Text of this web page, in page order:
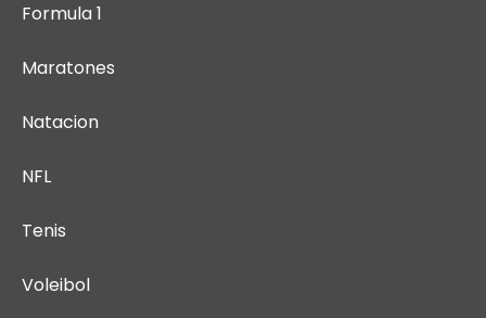
Formula 1
Maratones
Natacion
NFL
Tenis
Voleibol